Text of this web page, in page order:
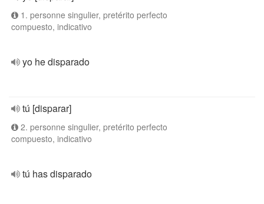
1. personne singulier, pretérito perfecto
compuesto, indicativo
yo he disparado
tú [disparar]
2. personne singulier, pretérito perfecto
compuesto, indicativo
tú has disparado